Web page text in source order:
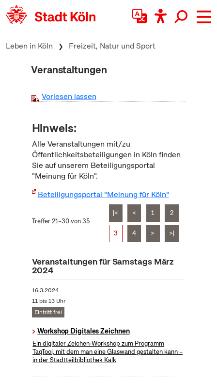
zum Inhalt springen
Leben in Köln Freizeit, Natur und Sport
Veranstaltungen
Vorlesen lassen
Hinweis:
Alle Veranstaltungen mit/zu
Öffentlichkeitsbeteiligungen in Köln finden
Sie auf unserem Beteiligungsportal
"Meinung für Köln".
Beteiligungsportal "Meinung für Köln"
Treffer 21–30 von 35
|< < 1 2
3 4 > >|
Veranstaltungen für Samstags März
2024
16.3.2024
11 bis 13 Uhr
Eintritt frei
Workshop Digitales Zeichnen
Ein digitaler Zeichen-Workshop zum Programm
TagTool, mit dem man eine Glaswand gestalten kann –
in der Stadtteilbibliothek Kalk